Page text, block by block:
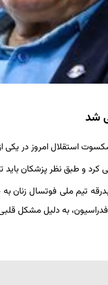
شد
استقلال امروز در یکی
کرد و طبق نظر پزشکان
تیم ملی فوتسال زنان به
به دلیل مشکل